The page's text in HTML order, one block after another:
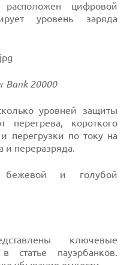
цифровой
уровень заряда
Bank 20000
уровней защиты
перегрева, короткого
перегрузки по току на
и переразряда.
бежевой и голубой
ключевые
статье пауэрбанков.